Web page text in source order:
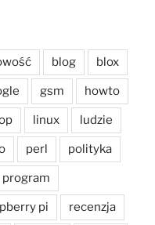
blog blox
gsm howto
linux ludzie
perl polityka
program
pi recenzja